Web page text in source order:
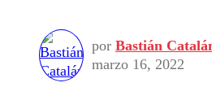
por Bastián
marzo 16, 2022